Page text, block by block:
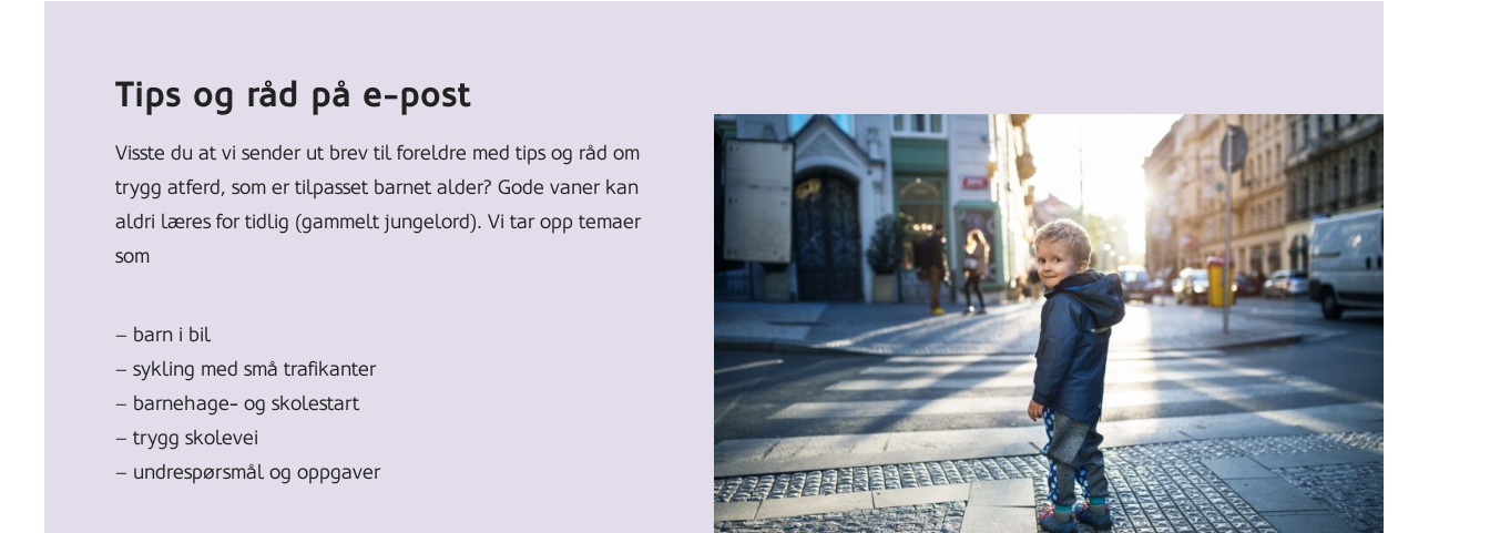
Tips og råd på e-post
Visste du at vi sender ut brev til foreldre med tips og råd om
trygg atferd, som er tilpasset barnet alder? Gode vaner kan
aldri læres for tidlig (gammelt jungelord). Vi tar opp temaer
som
– barn i bil
– sykling med små trafikanter
– barnehage- og skolestart
– trygg skolevei
– undrespørsmål og oppgaver